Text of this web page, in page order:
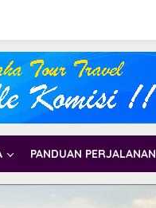
PANDUAN PERJALANAN